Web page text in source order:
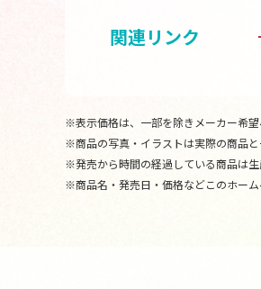
関連リンク
※表示価格は、一部を除きメーカー希
※商品の写真・イラストは実際の商品と
※発売から時間の経過している商品は生
※商品名・発売日・価格などこのホーム